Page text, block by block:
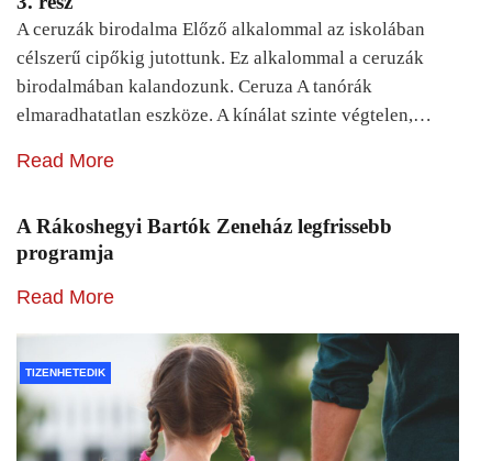
A ceruzák birodalma Előző alkalommal az iskolában
célszerű cipőkig jutottunk. Ez alkalommal a ceruzák
birodalmában kalandozunk. Ceruza A tanórák
elmaradhatatlan eszköze. A kínálat szinte végtelen,…
Read More
A Rákoshegyi Bartók Zeneház legfrissebb
programja
Read More
TIZENHETEDIK